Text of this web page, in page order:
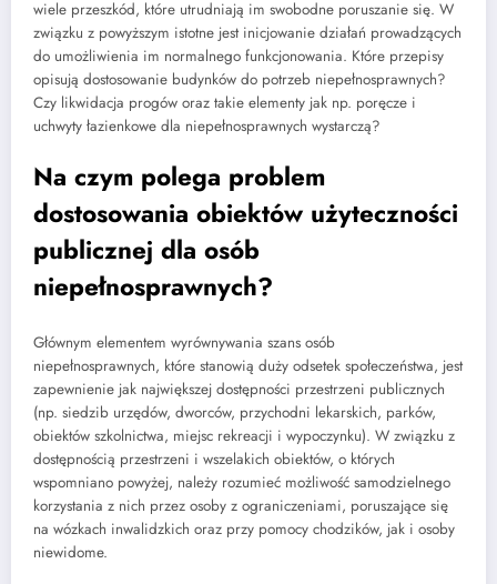
wiele przeszkód, które utrudniają im swobodne poruszanie się. W
związku z powyższym istotne jest inicjowanie działań prowadzących
do umożliwienia im normalnego funkcjonowania. Które przepisy
opisują dostosowanie budynków do potrzeb niepełnosprawnych?
Czy likwidacja progów oraz takie elementy jak np. poręcze i
uchwyty łazienkowe dla niepełnosprawnych wystarczą?
Na czym polega problem
dostosowania obiektów użyteczności
publicznej dla osób
niepełnosprawnych?
Głównym elementem wyrównywania szans osób
niepełnosprawnych, które stanowią duży odsetek społeczeństwa, jest
zapewnienie jak największej dostępności przestrzeni publicznych
(np. siedzib urzędów, dworców, przychodni lekarskich, parków,
obiektów szkolnictwa, miejsc rekreacji i wypoczynku). W związku z
dostępnością przestrzeni i wszelakich obiektów, o których
wspomniano powyżej, należy rozumieć możliwość samodzielnego
korzystania z nich przez osoby z ograniczeniami, poruszające się
na wózkach inwalidzkich oraz przy pomocy chodzików, jak i osoby
niewidome.